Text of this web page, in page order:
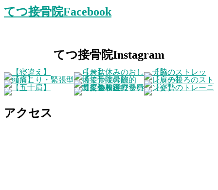
てつ接骨院Facebook
てつ接骨院Instagram
アクセス